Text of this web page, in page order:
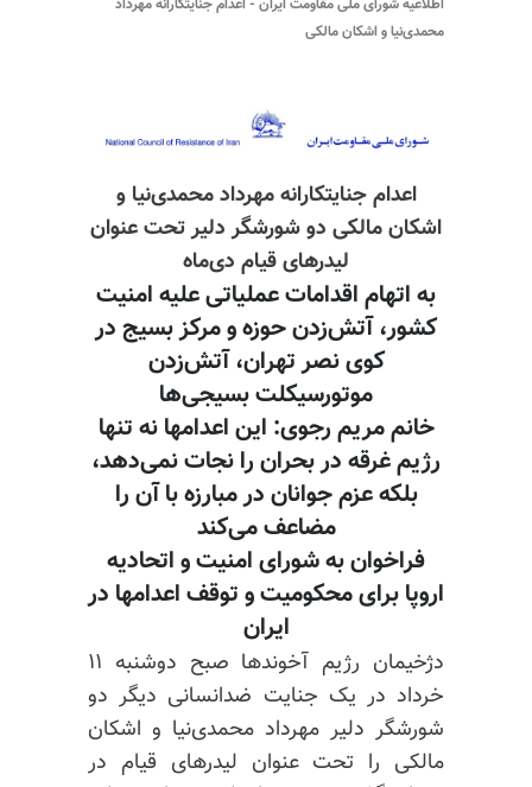
اطلاعیه شورای ملی مقاومت ایران - اعدام جنایتکارانه مهرداد
محمدی‌نیا و اشکان مالکی
اعدام جنایتکارانه مهرداد محمدی‌نیا و
اشکان مالکی دو شورشگر دلیر تحت عنوان
لیدرهای قیام دی‌ماه
به اتهام اقدامات عملیاتی علیه امنیت
کشور، آتش‌زدن حوزه و مرکز بسیج در
کوی نصر تهران، آتش‌زدن
موتورسیکلت بسیجی‌ها
خانم مریم رجوی: این اعدامها نه تنها
رژیم غرقه در بحران را نجات نمی‌دهد،
بلکه عزم جوانان در مبارزه با آن را
مضاعف می‌کند
فراخوان به شورای امنیت و اتحادیه
اروپا برای محکومیت و توقف اعدامها در
ایران
دژخیمان رژیم آخوندها صبح دوشنبه ۱۱
خرداد در یک جنایت ضدانسانی دیگر دو
شورشگر دلیر مهرداد محمدی‌نیا و اشکان
مالکی را تحت عنوان لیدرهای قیام در